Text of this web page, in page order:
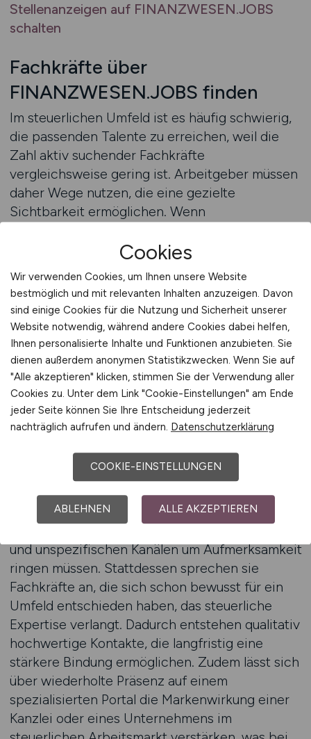
Stellenanzeigen auf FINANZWESEN.JOBS
schalten
Fachkräfte über
FINANZWESEN.JOBS finden
Im steuerlichen Umfeld ist es häufig schwierig,
die passenden Talente zu erreichen, weil die
Zahl aktiv suchender Fachkräfte
vergleichsweise gering ist. Arbeitgeber müssen
daher Wege nutzen, die eine gezielte
Sichtbarkeit ermöglichen. Wenn
veröffentlicht werden, erreichen sie eine
Finanz- und Steuerwesen interessiert. Das
erhöht die Wahrscheinlichkeit, dass sich
qualifizierte Bewerber melden, da die Plattform
als beste Jobbörse für Finanzwesen-Jobs im
Markt wahrgenommen wird. Der Vorteil liegt
darin, dass potenzielle Kandidaten bereits mit
dem fachlichen Kontext vertraut sind und
gezielt nach Positionen suchen, die ihren
Kompetenzen entsprechen.
Ein weiterer Aspekt besteht darin, dass die
Veröffentlichung einer Anzeige auf einem
spezialisierten Portal den Aufwand für
und unspezifischen Kanälen um Aufmerksamkeit
ringen müssen. Stattdessen sprechen sie
Fachkräfte an, die sich schon bewusst für ein
Umfeld entschieden haben, das steuerliche
Expertise verlangt. Dadurch entstehen qualitativ
hochwertige Kontakte, die langfristig eine
stärkere Bindung ermöglichen. Zudem lässt sich
über wiederholte Präsenz auf einem
spezialisierten Portal die Markenwirkung einer
Kanzlei oder eines Unternehmens im
Cookies
Wir verwenden Cookies, um Ihnen unsere Website
bestmöglich und mit relevanten Inhalten anzuzeigen. Davon
sind einige Cookies für die Nutzung und Sicherheit unserer
Website notwendig, während andere Cookies dabei helfen,
Ihnen personalisierte Inhalte und Funktionen anzubieten. Sie
dienen außerdem anonymen Statistikzwecken. Wenn Sie auf
"Alle akzeptieren" klicken, stimmen Sie der Verwendung aller
Cookies zu. Unter dem Link "Cookie-Einstellungen" am Ende
jeder Seite können Sie Ihre Entscheidung jederzeit
nachträglich aufrufen und ändern. Datenschutzerklärung
COOKIE-EINSTELLUNGEN
ABLEHNEN ALLE AKZEPTIEREN